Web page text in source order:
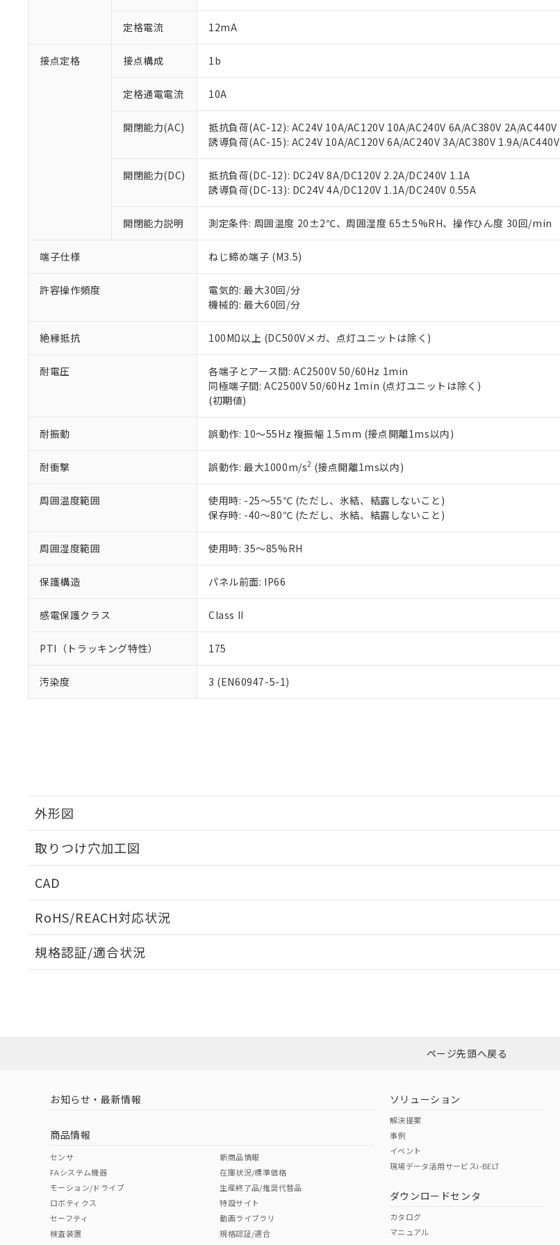
定格電流 12mA
接点定格 接点構成 1b
定格通電電流 10A
開閉能力(AC)
抵抗負荷(AC-12): AC24V 10A/AC120V 10A/AC240V 6A/AC380V 2A/AC440V
誘導負荷(AC-15): AC24V 10A/AC120V 6A/AC240V 3A/AC380V 1.9A/
開閉能力(DC)
抵抗負荷(DC-12): DC24V 8A/DC120V 2.2A/DC240V 1.1A
誘導負荷(DC-13): DC24V 4A/DC120V 1.1A/DC240V 0.55A
開閉能力説明 測定条件: 周囲温度 20±2℃、周囲湿度 65±5%RH、操作ひん度 30回/min
端子仕様 ねじ締め端子 (M3.5)
許容操作頻度
電気的: 最大30回/分
機械的: 最大60回/分
絶縁抵抗 100MΩ以上 (DC500Vメガ、点灯ユニットは除く)
耐電圧
各端子とアース間: AC2500V 50/60Hz 1min
同極端子間: AC2500V 50/60Hz 1min (点灯ユニットは除く)
(初期値)
耐振動 誤動作: 10～55Hz 複振幅 1.5mm (接点開離1ms以内)
耐衝撃 誤動作: 最大1000m/s2 (接点開離1ms以内)
周囲温度範囲
使用時: -25～55℃ (ただし、氷結、結露しないこと)
保存時: -40～80℃ (ただし、氷結、結露しないこと)
周囲湿度範囲 使用時: 35～85%RH
保護構造 パネル前面: IP66
感電保護クラス Class II
PTI（トラッキング特性） 175
汚染度 3 (EN60947-5-1)
外形図
取りつけ穴加工図
CAD
RoHS/REACH対応状況
EU RoHS 注意事項・凡例
ダウンロードはこちら
中国 RoHS 注意事項・凡例
中国 RoHS表
Pb Hg Cr(VI)
規格認証/適合状況
以下の条件をお読みいただき、同意のうえご利用ください。
くものです。
在庫状況および標準価格照会結果は、記載している更新日時点での
正式な納期状況および標準価格はお客様のお取引先、またはお客様
当社販売員にご相談ください。
オムロン制御機器販売店や当社販売拠点は「 販売ネットワーク
」
す。
マイパーツ機能（部品リスト作成サービス）をご利用いただくには
ている必要があります。
お客様が当ウェブサイト上で当社にご登録された部品リストについ
が、当社の製品・サービスに関するお客様との取引・商談に必要な
さい。
※当社の共同利用者とは、
*EU RoHS指令（10物質）：
鉛(Pb) 1000ppm以下、 水銀(Hg) 1000ppm以下、 カドミウム(Cd) 100ppm以下、
ル（DBP） 1000ppm以下、フタル酸ジイソブチル (DIBP) 1000ppm以下
フタル酸エステル類の４物質については閾値を超える意図的な使用がないことを確認しています
※2 対応予定月
※3 非含有証明書ダウンロード
下記の非含有証明書をダウンロードすることができます。
EU RoHS指令（10物質）の非含有証明書
51物質の非含有証明書（当社基準）
※本証明書は発行日時点で非含有を証明するもので、過去に遡って非含有
また、RoHS指令のフタル酸エステル類４物質の対応では、対応完了ま
混在することから備考欄に対応日を記載しておりました。
既に当社にて対応品への在庫切替を完了していることから、特段のこと
り割愛しております。
「○」：最大均質材料含有率が中国RoHSの基準値以下であることを示し
「×」：最大均質材料含有率が中国RoHSの基準値を超えていることを示
「－」：未確認です。当社販売部門へお問い合わせください。
Cr(Ⅵ)(六価クロム) : 1000ppm、 PBBs(ポリ臭化ビフェニル類) : 1000ppm、 PBDEs(ポリ臭化
DEHP(フタル酸ビス(2-エチルヘキシル)) : 1000ppm
※2 環境保護使用期限
「ｅ」：有害物質（10物質）のすべてが基準値以下であることを示します
「10」：通常の使用状況下において有害物質が外部に漏えいし、環境に
「－」：未確認です。当社販売部門へお問い合わせください。
う）を輸出または国外への提供する場合は、日本国政府の輸出許可(
当社は規制貨物を破棄する場合は、完全に破砕するなど、違法に輸
当社は貴社製品を、核兵器、ミサイル、化学兵器、生物兵器または
置等に一切使用いたしません。
当社は、貴社製品を第三者に販売する場合は、上記1、2および3の
また当社は、販売先および販売に係わる関係者が違法に輸出するお
合意する キ
△ 一定数には満たないが在庫あり
－
在庫なし(最新の在庫状況については、お客様のお取引先、また
機器販売店・当社販売員にご確認ください)
空
白
受注生産機種、また在庫状況の情報を公開していない機種
ページ先頭へ戻る
お知らせ・最新情報
商品情報
センサ
FAシステム機器
モーション/ドライブ
ロボティクス
セーフティ
検査装置
新商品情報
在庫状況/標準価格
生産終了品/推奨代替品
特設サイト
動画ライブラリ
規格認証/適合
ソリューション
解決提案
事例
イベント
現場データ活用サービスi-BELT
ダウンロードセンタ
カタログ
マニュアル